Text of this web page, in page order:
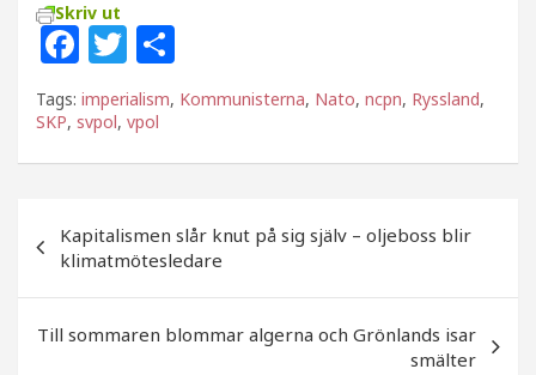
Skriv ut
F
a
c
e
o
o
k
T
w
itt
e
el
a
Tags: imperialism, Kommunisterna, Nato, ncpn, Ryssland,
SKP, svpol, vpol
Kapitalismen slår knut på sig själv – oljeboss blir
klimatmötesledare
Till sommaren blommar algerna och Grönlands isar
smälter